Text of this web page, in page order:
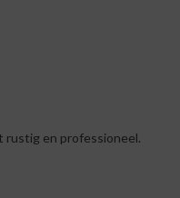
rustig en professioneel.